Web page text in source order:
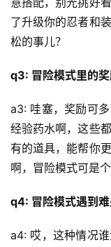
了升级你的忍者和
松的事儿？
q3: 冒险模式里的奖
a3: 哇塞，奖励可
经验药水啊，这些
有的道具，能帮你
啊，冒险模式可是
q4: 冒险模式遇到难
a4: 哎，这种情况